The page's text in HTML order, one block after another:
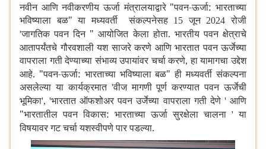
नवीन आणि नवीकरणीय ऊर्जा मंत्रालयाद्वारे "पवन-ऊर्जा: भारताच्या
भविष्याला बळ" या मध्यवर्ती संकल्पनेसह 15 जून2024 रोजी
'जागतिक पवन दिन " आयोजित केला होता. भारतीय पवन क्षेत्राचे
आतापर्यंतचे गौरवशाली यश साजरे करणे आणि भारतात पवन ऊर्जेच्या
वापराला गती देण्याच्या संभाव्य उपायांवर चर्चा करणे,हा यामागचा उद्देश
आहे. "पवन-ऊर्जा: भारताच्या भविष्याला बळ" ही मध्यवर्ती संकल्पना
असलेल्या या कार्यक्रमात 'वीज मागणी पूर्ण करण्यात पवन ऊर्जेची
भूमिका', 'भारतात ऑफशोअर पवन उर्जेच्या वापराला गती देणे 'आणि
"भारतातील पवन विकास: भारताच्या ऊर्जा सुरक्षेला चालना 'या
विषयावर गट चर्चा यशस्वीपणे पार पडल्या.